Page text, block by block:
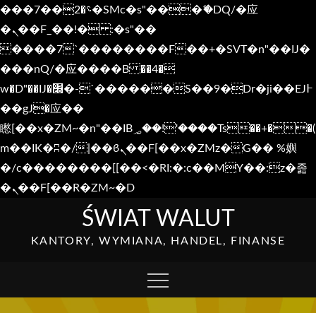
���؝�2��7�SMc�s"���ޭ�DQ/�应
�ܢ��F_��!� :�s"��
����7`��������F��+�SVT�n"��IJ�
���nQ/�应����B ��4�
w�D"��IJ�׭�-`������S��9�Dr�ji��EJ߅
��gJ�应��
矁[��x�ZM~�n"��IB؃��!'����Тѕ��+��(
m��IK�ʭ�/|��ϐܢ��F[��x�ZMz�G�� %嬩
�/c��������[[��<�RI:�:c��MΎ��:z�졾
�ܢ��F[��R�ZM~�D
content
ŚWIAT WALUT
KANTORY, WYMIANA, HANDEL, FINANSE